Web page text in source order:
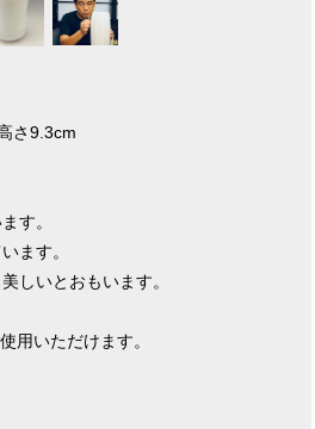
さ9.3cm
す。
ます。
しいとおもいます。
用いただけます。